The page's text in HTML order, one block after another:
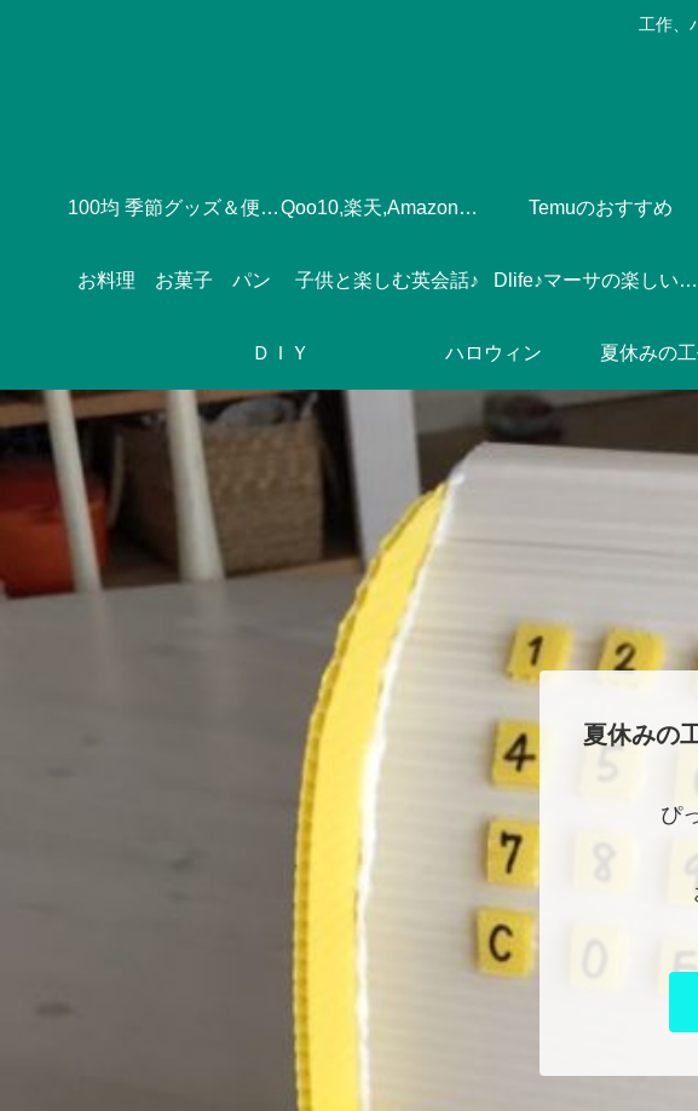
工作、
100均 季節グッズ＆便利グッズ Qoo10,楽天,Amazonのおすすめ♪ Temuのおすすめ
お料理 お菓子 パン 子供と楽しむ英会話♪ Dlife♪マーサの楽しい焼き菓子づくり
ＤＩＹ ハロウィン
夏休みの
ぴ